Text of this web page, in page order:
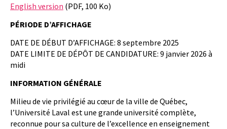
English version (PDF, 100 Ko)
PÉRIODE D’AFFICHAGE
DATE DE DÉBUT D’AFFICHAGE: 8 septembre 2025
DATE LIMITE DE DÉPÔT DE CANDIDATURE: 9 janvier 2026 à
midi
INFORMATION GÉNÉRALE
Milieu de vie privilégié au cœur de la ville de Québec,
l’Université Laval est une grande université complète,
reconnue pour sa culture de l’excellence en enseignement